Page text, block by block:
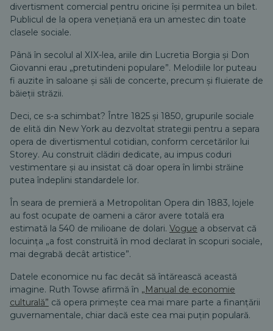
divertisment comercial pentru oricine își permitea un bilet.
Publicul de la opera venețiană era un amestec din toate
clasele sociale.
Până în secolul al XIX-lea, ariile din Lucretia Borgia și Don
Giovanni erau „pretutindeni populare”. Melodiile lor puteau
fi auzite în saloane și săli de concerte, precum și fluierate de
băieții străzii.
Deci, ce s-a schimbat? Între 1825 și 1850, grupurile sociale
de elită din New York au dezvoltat strategii pentru a separa
opera de divertismentul cotidian, conform cercetărilor lui
Storey. Au construit clădiri dedicate, au impus coduri
vestimentare și au insistat că doar opera în limbi străine
putea îndeplini standardele lor.
În seara de premieră a Metropolitan Opera din 1883, lojele
au fost ocupate de oameni a căror avere totală era
estimată la 540 de milioane de dolari. Vogue a observat că
locuința „a fost construită în mod declarat în scopuri sociale,
mai degrabă decât artistice”.
Datele economice nu fac decât să întărească această
imagine. Ruth Towse afirmă în „Manual de economie
culturală” că opera primește cea mai mare parte a finanțării
guvernamentale, chiar dacă este cea mai puțin populară.